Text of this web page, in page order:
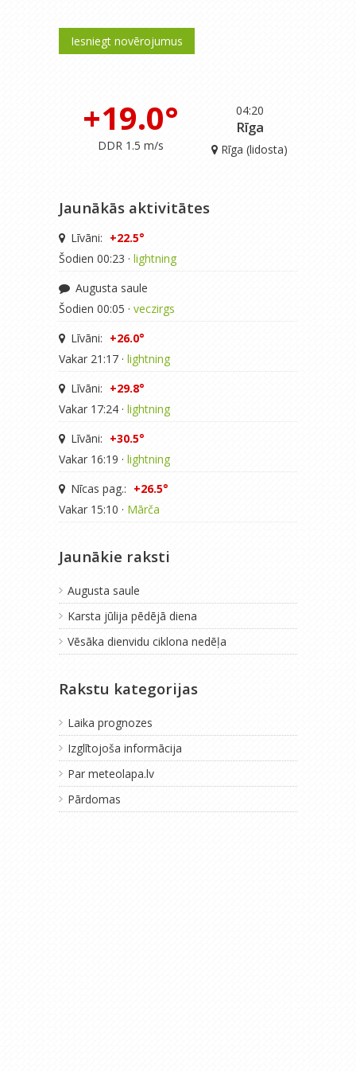
Iesniegt novērojumus
04:20
+19.0°
DDR 1.5 m/s
Rīga
Rīga (lidosta)
Jaunākās aktivitātes
Līvāni: +22.5°
Šodien 00:23 · lightning
Augusta saule
Šodien 00:05 · veczirgs
Līvāni: +26.0°
Vakar 21:17 · lightning
Līvāni: +29.8°
Vakar 17:24 · lightning
Līvāni: +30.5°
Vakar 16:19 · lightning
Nīcas pag.: +26.5°
Vakar 15:10 · Mārča
Jaunākie raksti
Augusta saule
Karsta jūlija pēdējā diena
Vēsāka dienvidu ciklona nedēļa
Rakstu kategorijas
Laika prognozes
Izglītojoša informācija
Par meteolapa.lv
Pārdomas